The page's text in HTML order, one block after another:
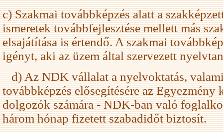
c) Szakmai továbbképzés alatt a
ismeretek továbbfejlesztése mellett más
elsajátítása is értendő. A szakmai
igényt, aki az üzem által szervezett
d) Az NDK vállalat a nyelvoktatás,
továbbképzés elősegítésére az Egyezmény
dolgozók számára - NDK-ban való
három hónap fizetett szabadidőt biztosít.